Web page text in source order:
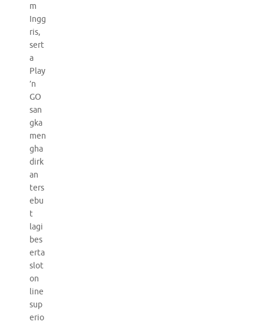
m
Ingg
ris,
sert
a
Play
’n
GO
san
gka
men
gha
dirk
an
ters
ebu
t
lagi
bes
erta
slot
on
line
sup
erio